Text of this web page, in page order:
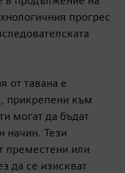
прогрес
от тавана е
прикрепени към
могат да бъдат
начин. Тези
преместени или
да се изискват